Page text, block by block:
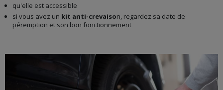
qu'elle est accessible
si vous avez un kit anti-crevaison, regardez sa date de
péremption et son bon fonctionnement